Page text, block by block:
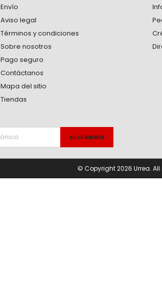
Envío
Aviso legal
Términos y condiciones
Sobre nosotros
Pago seguro
Contáctanos
Mapa del sitio
Tiendas
© Copyright 2026 Urrea. All